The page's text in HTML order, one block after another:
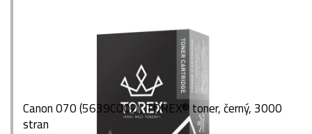
Canon 070 (5639C002), TOREX® toner, černý, 3000
stran